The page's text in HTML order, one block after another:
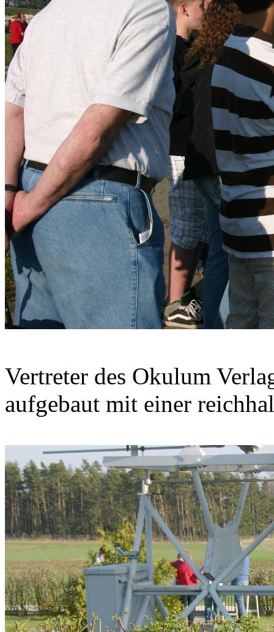
Vertreter des Okulum
aufgebaut mit einer